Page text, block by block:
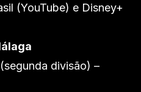
(YouTube) e Disney+
divisão) –